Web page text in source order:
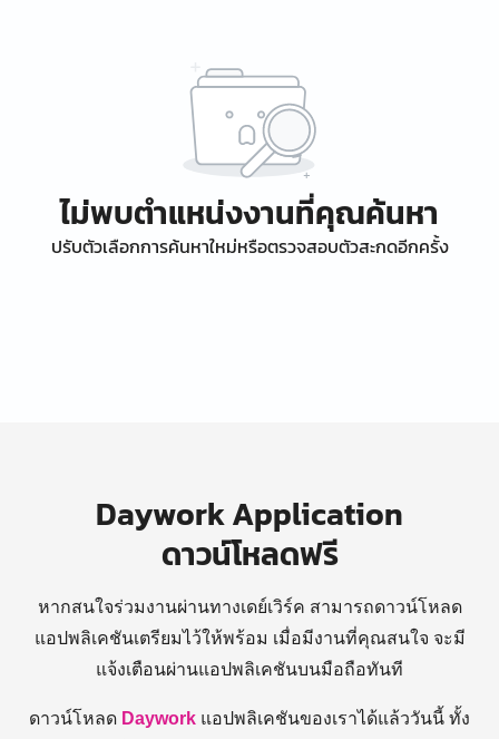
ไม่พบตำแหน่งงานที่คุณค้นหา
ปรับตัวเลือกการค้นหาใหม่หรือตรวจสอบตัวสะกดอีกครั้ง
Daywork Application
ดาวน์โหลดฟรี
หากสนใจร่วมงานผ่านทางเดย์เวิร์ค สามารถดาวน์โหลด
แอปพลิเคชันเตรียมไว้ให้พร้อม เมื่อมีงานที่คุณสนใจ จะมี
แจ้งเตือนผ่านแอปพลิเคชันบนมือถือทันที
ดาวน์โหลด Daywork แอปพลิเคชันของเราได้แล้ววันนี้ ทั้ง